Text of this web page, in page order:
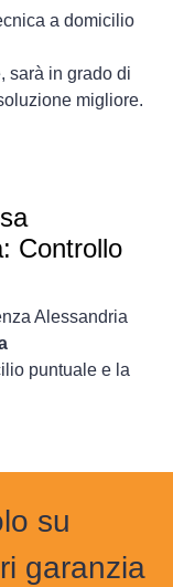
a domicilio
sarà in grado di
migliore.
Controllo
Alessandria
puntuale e la
su
garanzia